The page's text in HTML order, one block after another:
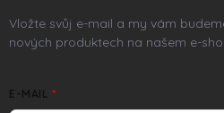
Vložte svůj e-mail a my vám
nových produktech na našem e-
E-MAIL